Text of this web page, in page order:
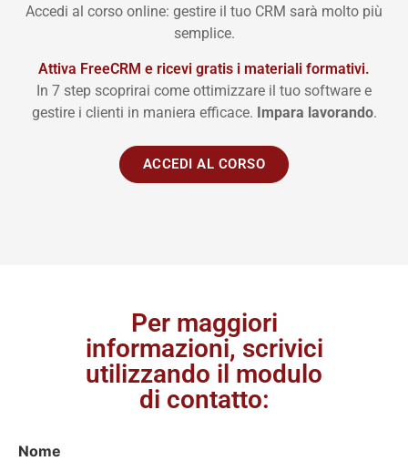
Accedi al corso online: gestire il tuo CRM sarà molto più
semplice.
Attiva FreeCRM e ricevi gratis i materiali formativi.
In 7 step scoprirai come ottimizzare il tuo software e
gestire i clienti in maniera efficace. Impara lavorando.
ACCEDI AL CORSO
Per maggiori
informazioni, scrivici
utilizzando il modulo
di contatto:
Nome